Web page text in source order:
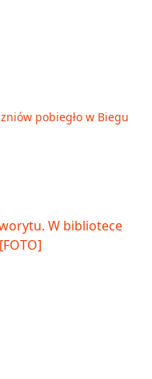
pobiegło w Biegu